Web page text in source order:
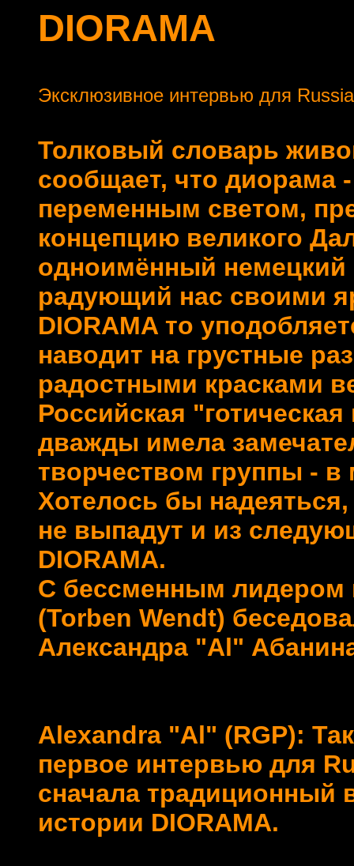
DIORAMA
Эксклюзивное интервью для
Толковый словарь
сообщает, что диорама
переменным светом,
концепцию великого
одноимённый немецкий
радующий нас своими
DIORAMA то
наводит на грустные
радостными красками
Российская
дважды имела
творчеством группы - в
Хотелось бы
не выпадут и из
DIORAMA.
С бессменным лидером
(Torben Wendt)
Александра "Al"
Alexandra "Al" (RGP):
первое интервью для
сначала традиционный
истории DIORAMA.